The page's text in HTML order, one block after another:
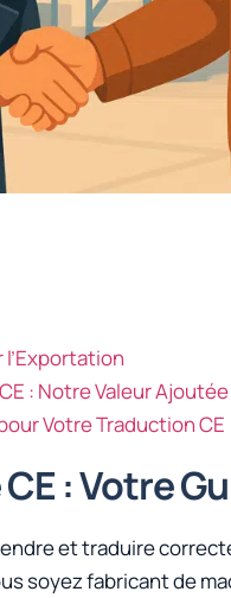
l’Exportation
: Notre Valeur Ajoutée
Votre Traduction CE
: Votre
et traduire
soyez fabricant de